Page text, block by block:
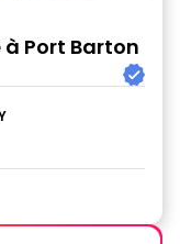
Port Barton